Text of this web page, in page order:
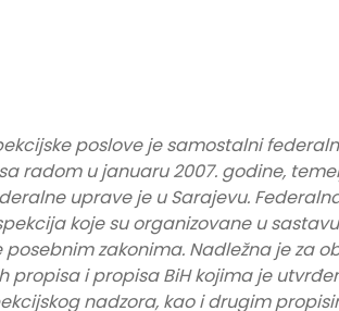
poslove je samostalni
radom u januaru 2007. godine,
uprave je u Sarajevu.
koje su organizovane u
zakonima. Nadležna je za
propisa i propisa BiH kojima je
nadzora, kao i drugim